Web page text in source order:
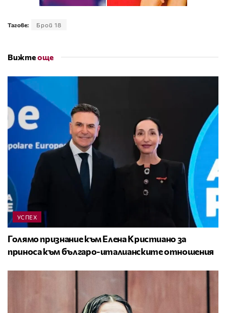
Тагове: Брой 18
Вижтеоще
УСПЕХ
Голямо признание към Елена Кристиано за
приноса към българо-италианските отношения